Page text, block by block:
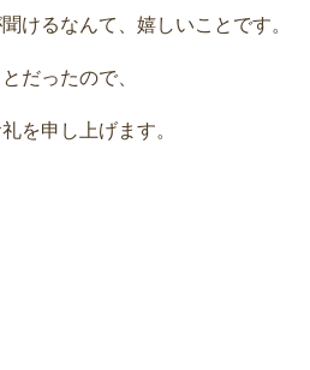
けるなんて、嬉しいことです。
だったので、
を申し上げます。